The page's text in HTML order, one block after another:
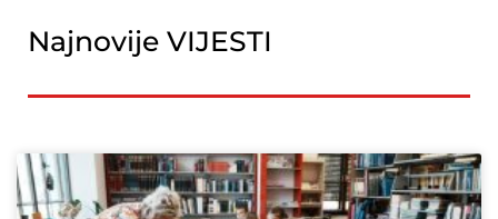
Najnovije VIJESTI